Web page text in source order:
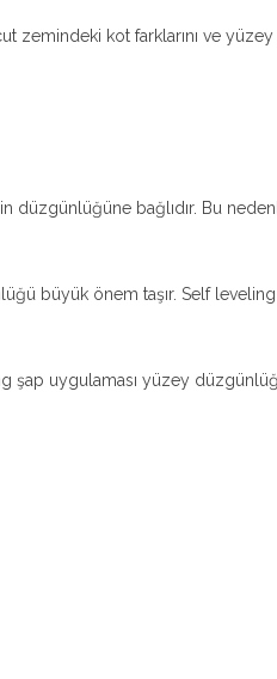
zemindeki kot farklarını ve
düzgünlüğüne bağlıdır. Bu
büyük önem taşır. Self
uygulaması yüzey